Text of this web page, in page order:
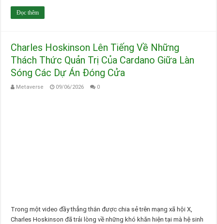
Đọc thêm
Charles Hoskinson Lên Tiếng Về Những
Thách Thức Quản Trị Của Cardano Giữa Làn
Sóng Các Dự Án Đóng Cửa
Metaverse 09/06/2026 0
Trong một video đầy thẳng thắn được chia sẻ trên mạng xã hội X,
Charles Hoskinson đã trải lòng về những khó khăn hiện tại mà hệ sinh